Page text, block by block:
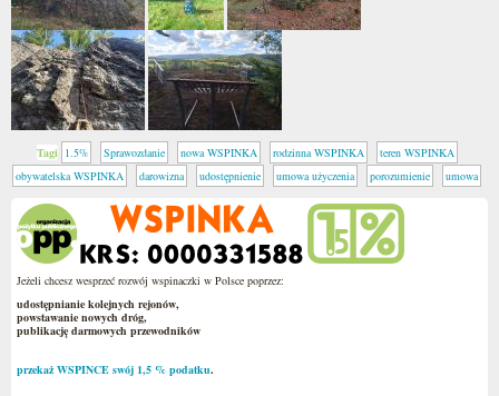
Tagi 1.5% Sprawozdanie nowa WSPINKA rodzinna WSPINKA
teren WSPINKA
obywatelska WSPINKA
darowizna udostępnienie umowa użyczenia porozumienie umowa
Jeżeli chcesz wesprzeć rozwój wspinaczki w Polsce poprzez:
udostępnianie kolejnych rejonów,
powstawanie nowych dróg,
publikację darmowych przewodników
przekaż WSPINCE swój 1,5 % podatku.